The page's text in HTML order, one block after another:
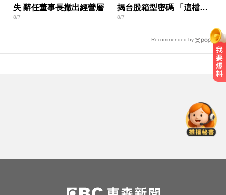
失 辭任董事長撤出經營層
8/7
揭台股箱型密碼 「這檔」
手腳要快
8/7
Recommended by
來電池大洗牌
10共機、6共艦擾台！6架次越中線